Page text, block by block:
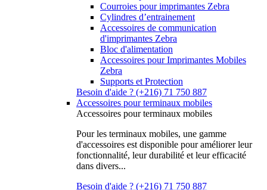
Courroies pour imprimantes Zebra
Cylindres d’entrainement
Accessoires de communication
d'imprimantes Zebra
Bloc d'alimentation
Accessoires pour Imprimantes Mobiles
Zebra
Supports et Protection
Besoin d'aide ? (+216) 71 750 887
Accessoires pour terminaux mobiles
Accessoires pour terminaux mobiles
Pour les terminaux mobiles, une gamme
d'accessoires est disponible pour améliorer leur
fonctionnalité, leur durabilité et leur efficacité
dans divers...
Besoin d'aide ? (+216) 71 750 887